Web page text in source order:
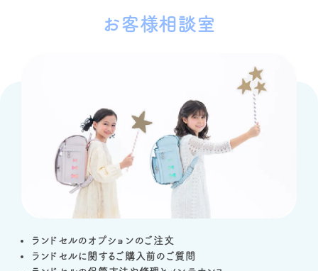
お客様相談室
ランドセルのオプションのご注文
ランドセルに関するご購入前のご質問